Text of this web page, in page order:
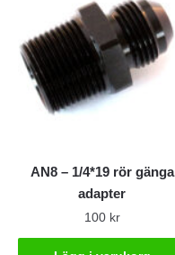
AN8 – 1/4*19 rör gänga
adapter
100 kr